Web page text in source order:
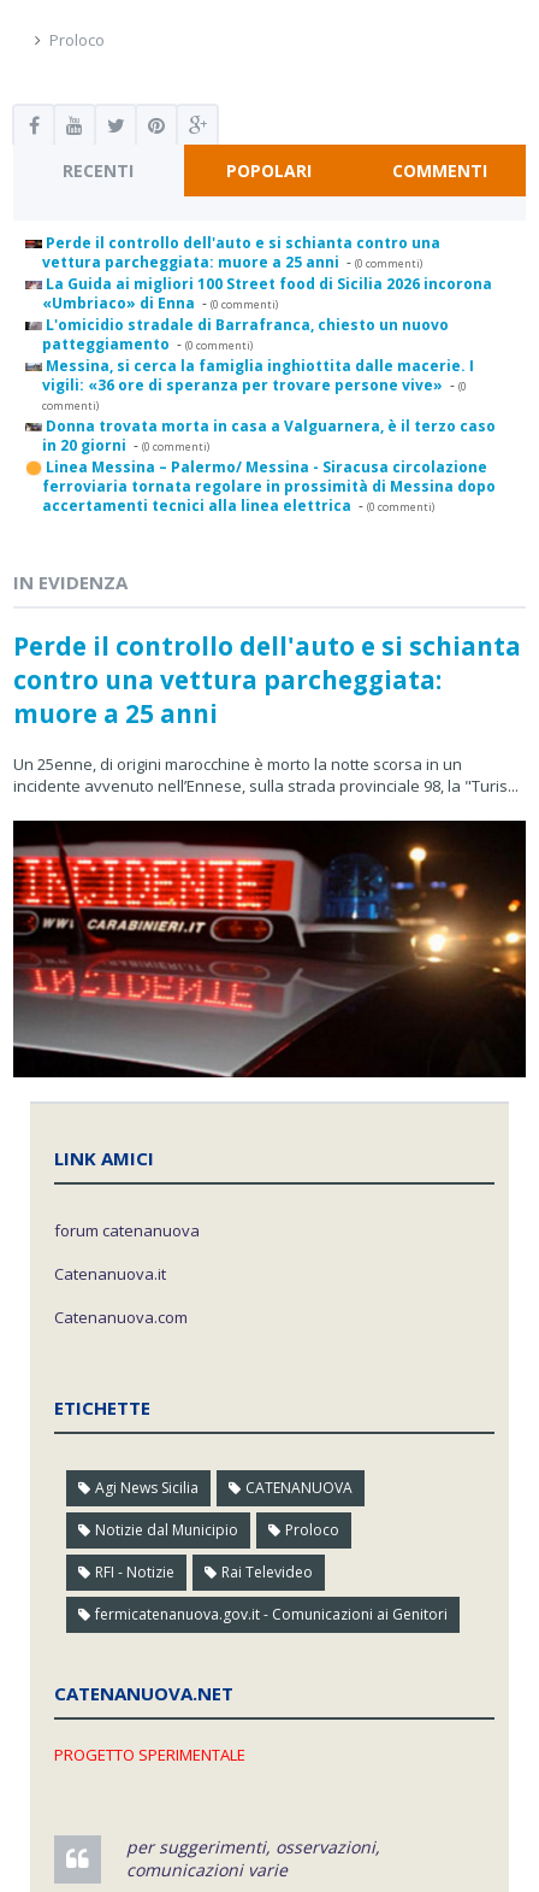
Proloco
RECENTI POPOLARI COMMENTI
Perde il controllo dell'auto e si schianta contro una
vettura parcheggiata: muore a 25 anni - (0 commenti)
La Guida ai migliori 100 Street food di Sicilia 2026 incorona
«Umbriaco» di Enna - (0 commenti)
L'omicidio stradale di Barrafranca, chiesto un nuovo
patteggiamento - (0 commenti)
Messina, si cerca la famiglia inghiottita dalle macerie. I
vigili: «36 ore di speranza per trovare persone vive» - (0
commenti)
Donna trovata morta in casa a Valguarnera, è il terzo caso
in 20 giorni - (0 commenti)
Linea Messina – Palermo/ Messina - Siracusa circolazione
ferroviaria tornata regolare in prossimità di Messina dopo
accertamenti tecnici alla linea elettrica - (0 commenti)
IN EVIDENZA
Perde il controllo dell'auto e si schianta
contro una vettura parcheggiata:
muore a 25 anni
Un 25enne, di origini marocchine è morto la notte scorsa in un
incidente avvenuto nell’Ennese, sulla strada provinciale 98, la "Turis...
LINK AMICI
forum catenanuova
Catenanuova.it
Catenanuova.com
ETICHETTE
Agi News Sicilia CATENANUOVA
Notizie dal Municipio Proloco
RFI - Notizie Rai Televideo
fermicatenanuova.gov.it - Comunicazioni ai Genitori
CATENANUOVA.NET
PROGETTO SPERIMENTALE
per suggerimenti, osservazioni,
comunicazioni varie